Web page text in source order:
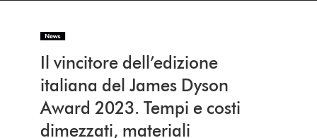
Il vincitore dell’edizione
italiana del James Dyson
Award 2023. Tempi e costi
dimezzati, materiali